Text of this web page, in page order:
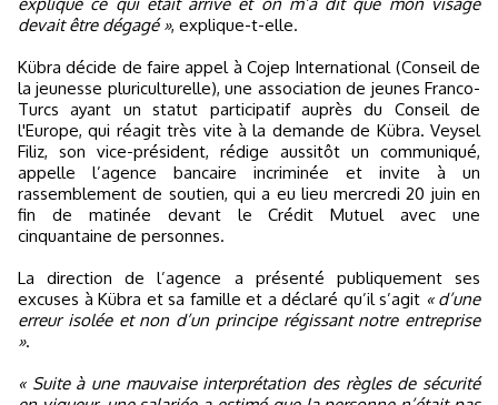
devait être dégagé », explique-t-elle.
Kübra décide de faire appel à Cojep International (Conseil de
la jeunesse pluriculturelle), une association de jeunes Franco-
Turcs ayant un statut participatif auprès du Conseil de
l'Europe, qui réagit très vite à la demande de Kübra. Veysel
Filiz, son vice-président, rédige aussitôt un communiqué,
appelle l’agence bancaire incriminée et invite à un
rassemblement de soutien, qui a eu lieu mercredi 20 juin en
fin de matinée devant le Crédit Mutuel avec une
cinquantaine de personnes.
La direction de l’agence a présenté publiquement ses
excuses à Kübra et sa famille et a déclaré qu’il s’agit « d’une
erreur isolée et non d’un principe régissant notre entreprise
».
« Suite à une mauvaise interprétation des règles de sécurité